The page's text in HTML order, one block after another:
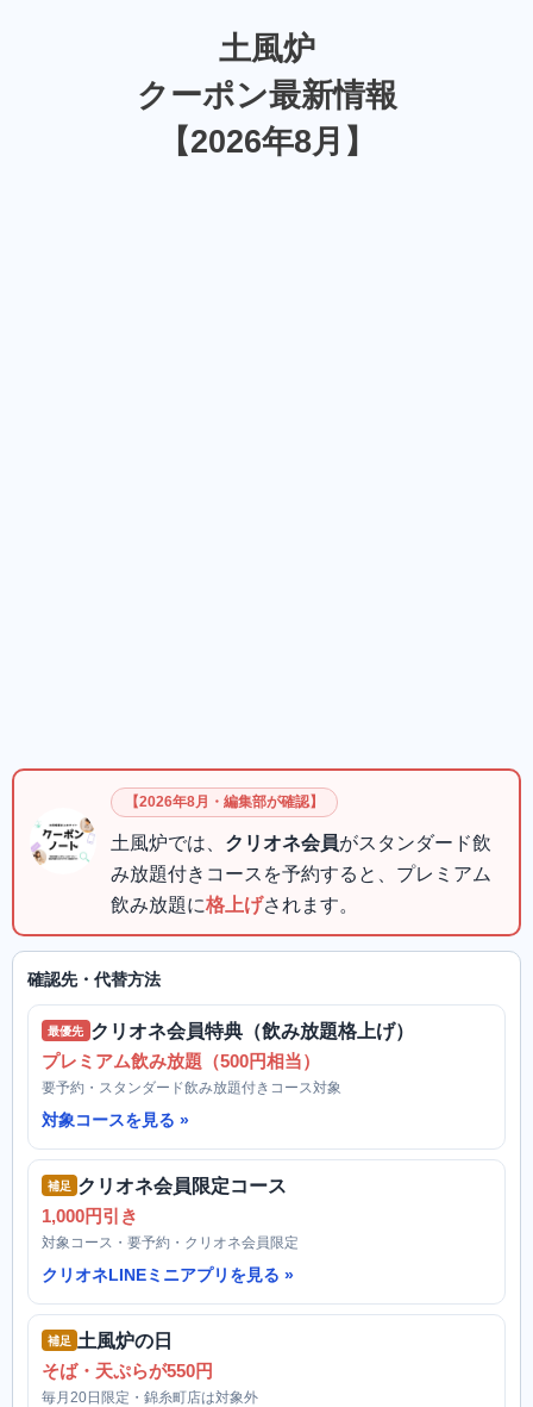
土風炉
クーポン最新情報
【2026年8月】
【2026年8月・編集部が確認】
土風炉では、 クリオネ会員がスタンダード飲
み放題付きコースを予約すると、プレミアム
飲み放題に格上げされます。
確認先・代替方法
最優先
クリオネ会員特典（飲み放題格上げ）
プレミアム飲み放題（500円相当）
要予約・スタンダード飲み放題付きコース対象
対象コースを見る
補足
クリオネ会員限定コース
1,000円引き
対象コース・要予約・クリオネ会員限定
クリオネLINEミニアプリを見る
補足
土風炉の日
そば・天ぷらが550円
毎月20日限定・錦糸町店は対象外